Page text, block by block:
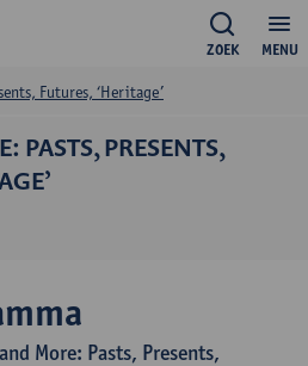
MENU
ZOEK
PASTS, PRESENTS,
Futures, ‘Heritage’
More: Pasts, Presents,